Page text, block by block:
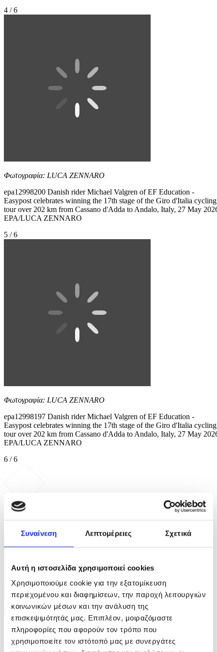
Συναίνεση Λεπτομέρειες Σχετικά
Αυτή η ιστοσελίδα χρησιμοποιεί cookies
Χρησιμοποιούμε cookie για την εξατομίκευση
περιεχομένου και διαφημίσεων, την παροχή λειτουργιών
κοινωνικών μέσων και την ανάλυση της
επισκεψιμότητάς μας. Επιπλέον, μοιραζόμαστε
πληροφορίες που αφορούν τον τρόπο που
χρησιμοποιείτε τον ιστότοπό μας με συνεργάτες
4 / 6
Φωτογραφία: LUCA ZENNARO
epa12998200 Danish rider Michael Valgren of EF Education -
Easypost celebrates winning the 17th stage of the Giro d'Italia cycling
tour over 202 km from Cassano d'Adda to Andalo, Italy, 27 May
EPA/LUCA ZENNARO
5 / 6
Φωτογραφία: LUCA ZENNARO
epa12998197 Danish rider Michael Valgren of EF Education -
Easypost celebrates winning the 17th stage of the Giro d'Italia cycling
tour over 202 km from Cassano d'Adda to Andalo, Italy, 27 May
EPA/LUCA ZENNARO
6 / 6
ΦΩΤΟ
5 Φωτογραφίες
27/07/2026 09:28
Μάχη με τις φλόγες σε Γαλλία - Ισπανία